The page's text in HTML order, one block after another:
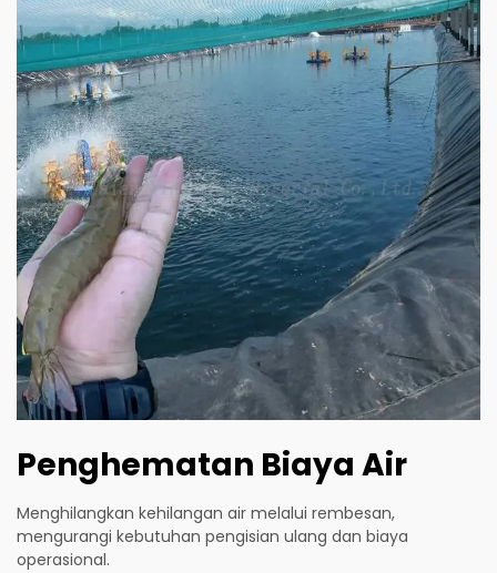
Penghematan Biaya Air
Menghilangkan kehilangan air melalui rembesan,
mengurangi kebutuhan pengisian ulang dan biaya
operasional.